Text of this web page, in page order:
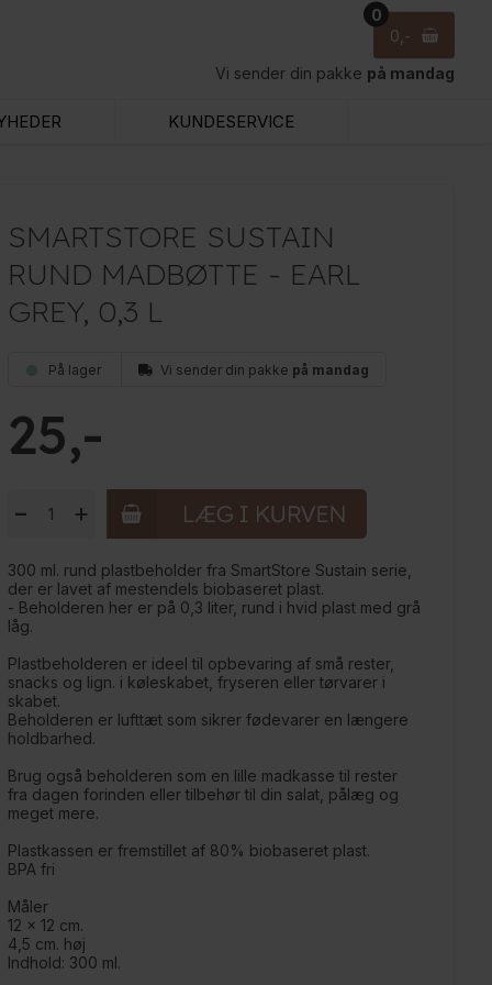
0
0
Vi sender din pakke på mandag
KUNDESERVICE
SMARTSTORE SUSTAIN
RUND MADBØTTE - EARL
GREY, 0,3 L
På lager Vi sender din pakke på mandag
25
+
-
300 ml. rund plastbeholder fra SmartStore Sustain serie,
der er lavet af mestendels biobaseret plast.
- Beholderen her er på 0,3 liter, rund i hvid plast med grå
låg.
Plastbeholderen er ideel til opbevaring af små rester,
snacks og lign. i køleskabet, fryseren eller tørvarer i
skabet.
Beholderen er lufttæt som sikrer fødevarer en længere
holdbarhed.
Brug også beholderen som en lille madkasse til rester
fra dagen forinden eller tilbehør til din salat, pålæg og
meget mere.
Plastkassen er fremstillet af 80% biobaseret plast.
BPA fri
Måler
12 x 12 cm.
4,5 cm. høj
Indhold: 300 ml.